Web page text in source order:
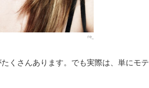
re_
くさんあります。でも実際は、単にモテ